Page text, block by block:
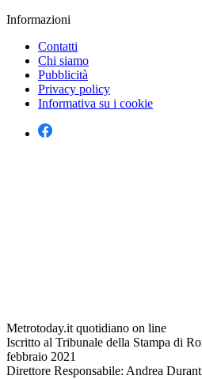
Informazioni
Contatti
Chi siamo
Pubblicità
Privacy policy
Informativa su i cookie
Metrotoday.it quotidiano on line
Iscritto al Tribunale della Stampa di
febbraio 2021
Direttore Responsabile: Andrea